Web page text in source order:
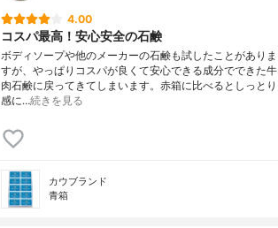
4.00
コスパ最高！安心安全の石鹸
ボディソープや他のメーカーの石鹸も試したことがありま
すが、やっぱりコスパが良くて安心できる成分でできた牛
肉石鹸に戻ってきてしまいます。赤箱に比べるとしっとり
感に…続きを見る
カウブランド
青箱